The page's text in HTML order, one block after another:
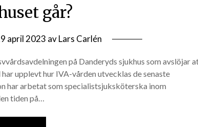
går?
april 2023 avLars Carlén
på Danderyds sjukhus som avslöjar
upplevt hur IVA-vården utvecklas de senaste
har arbetat som specialistsjuksköterska inom
tiden på…